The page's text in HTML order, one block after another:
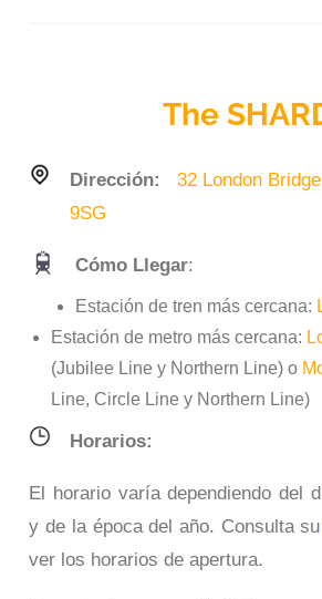
The
Dirección:
32 London
9SG
Cómo Llegar:
Estación de tren más cercana:
Estación de metro más cercana:
(Jubilee Line y Northern Line) o
Line, Circle Line y Northern Line)
Horarios:
El horario varía dependiendo del
y de la época del año. Consulta
ver los horarios de apertura.